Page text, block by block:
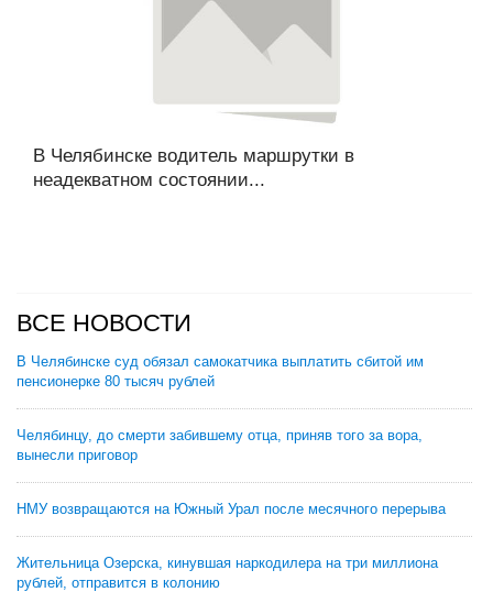
В Челябинске водитель маршрутки в
неадекватном состоянии...
ВСЕ НОВОСТИ
В Челябинске суд обязал самокатчика выплатить сбитой им
пенсионерке 80 тысяч рублей
Челябинцу, до смерти забившему отца, приняв того за вора,
вынесли приговор
НМУ возвращаются на Южный Урал после месячного перерыва
Жительница Озерска, кинувшая наркодилера на три миллиона
рублей, отправится в колонию